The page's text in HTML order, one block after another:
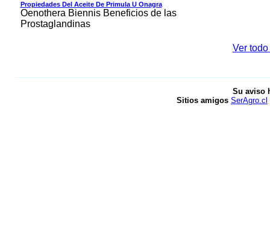
Propiedades Del Aceite De Primula U Onagra
Oenothera Biennis Beneficios de las
Prostaglandinas
Ver
Su aviso
Sitios amigos SerAgro.cl